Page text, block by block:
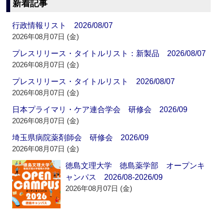
新着記事
行政情報リスト 2026/08/07
2026年08月07日 (金)
プレスリリース・タイトルリスト：新製品 2026/08/07
2026年08月07日 (金)
プレスリリース・タイトルリスト 2026/08/07
2026年08月07日 (金)
日本プライマリ・ケア連合学会 研修会 2026/09
2026年08月07日 (金)
埼玉県病院薬剤師会 研修会 2026/09
2026年08月07日 (金)
徳島文理大学 徳島薬学部 オープンキ
ャンパス 2026/08-2026/09
2026年08月07日 (金)